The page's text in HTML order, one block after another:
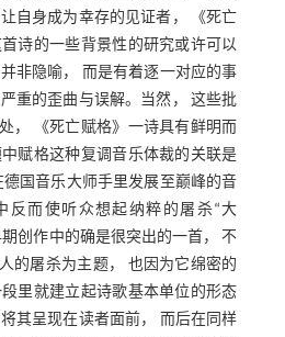
自身成为幸存的见证者， 《死亡
诗的一些背景性的研究或许可以
非隐喻， 而是有着逐一对应的事
重的歪曲与误解。当然， 这些批
， 《死亡赋格》一诗具有鲜明而
赋格这种复调音乐体裁的关联是
国音乐大师手里发展至巅峰的音
反而使听众想起纳粹的屠杀“大
创作中的确是很突出的一首， 不
的屠杀为主题， 也因为它绵密的
里就建立起诗歌基本单位的形态
其呈现在读者面前， 而后在同样